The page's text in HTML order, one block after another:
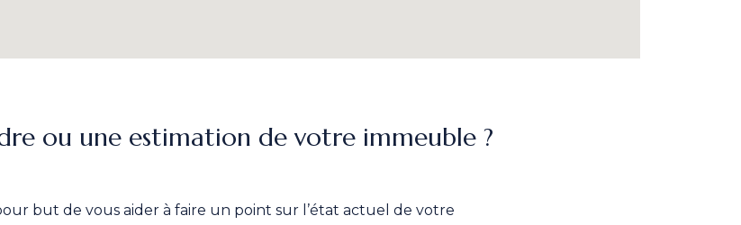
ou une estimation de votre immeuble ?
but de vous aider à faire un point sur l’état actuel de votre